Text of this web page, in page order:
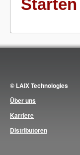
© LAIX Technologies
Über uns
Karriere
Distributoren